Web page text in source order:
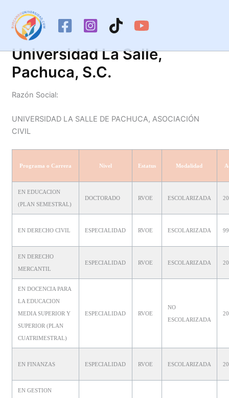
contenido
Universidad La Salle,
Pachuca, S.C.
Razón Social:
UNIVERSIDAD LA SALLE DE PACHUCA, ASOCIACIÓN
CIVIL
Programa o Carrera Nivel Estatus Modalidad
EN EDUCACION
(PLAN SEMESTRAL)
DOCTORADO RVOE ESCOLARIZADA
EN DERECHO CIVIL ESPECIALIDAD RVOE ESCOLARIZADA
EN DERECHO
MERCANTIL
ESPECIALIDAD RVOE ESCOLARIZADA
EN DOCENCIA PARA
LA EDUCACION
MEDIA SUPERIOR Y
SUPERIOR (PLAN
CUATRIMESTRAL)
ESPECIALIDAD RVOE
NO
ESCOLARIZADA
EN FINANZAS ESPECIALIDAD RVOE ESCOLARIZADA
EN GESTION